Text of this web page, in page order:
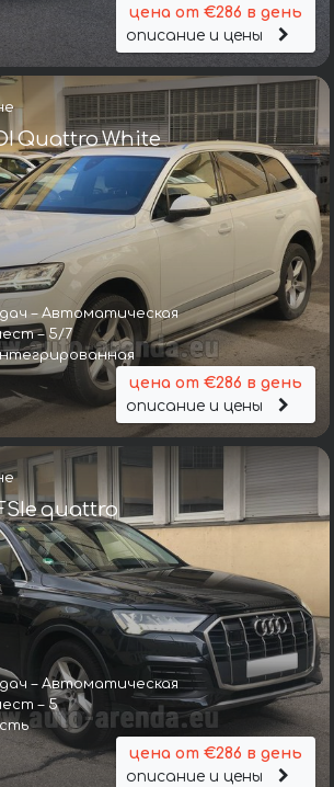
цена от €286 в день
описание и цены
Quattro White
– Автоматическая
– 5/7
цена от €286 в день
описание и цены
quattro
– Автоматическая
– 5
цена от €286 в день
описание и цены